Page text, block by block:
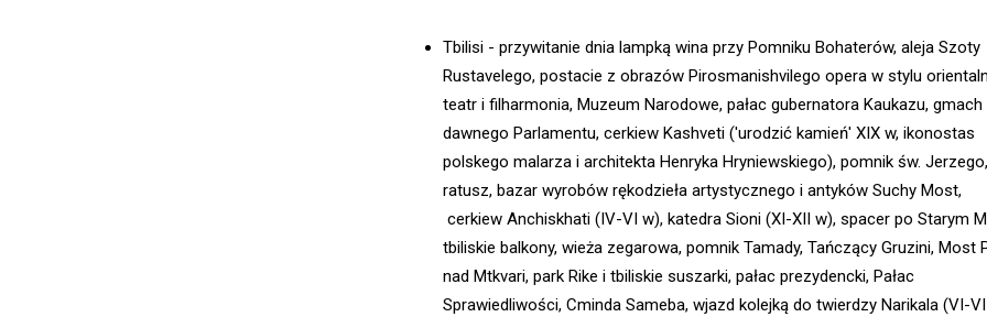
Tbilisi - przywitanie dnia lampką wina przy Pomniku Bohaterów, aleja Szoty
Rustavelego, postacie z obrazów Pirosmanishvilego opera w stylu
teatr i filharmonia, Muzeum Narodowe, pałac gubernatora Kaukazu, gmach
dawnego Parlamentu, cerkiew Kashveti ('urodzić kamień' XIX w, ikonostas
polskego malarza i architekta Henryka Hryniewskiego), pomnik św. Jerzego,
ratusz, bazar wyrobów rękodzieła artystycznego i antyków Suchy Most,
cerkiew Anchiskhati (IV-VI w), katedra Sioni (XI-XII w), spacer po Starym
tbiliskie balkony, wieża zegarowa, pomnik Tamady, Tańczący Gruzini, Most
nad Mtkvari, park Rike i tbiliskie suszarki, pałac prezydencki, Pałac
Sprawiedliwości, Cminda Sameba, wjazd kolejką do twierdzy Narikala (VI-VIII